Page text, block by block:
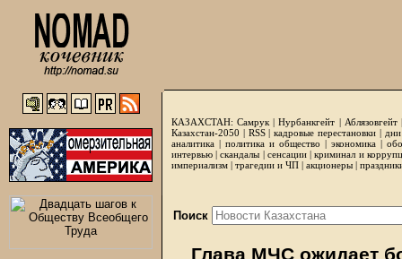
КАЗАХСТАН: Самрук |Нурбанкгейт | Аблязовгейт
Казахстан-2050 | RSS|кадровые перестановки|
аналитика | политика и общество | экономика |
интервью |скандалы | сенсации|криминал и
империализм | трагедии и ЧП | акционеры |
Поиск
Глава МЧС ожидает